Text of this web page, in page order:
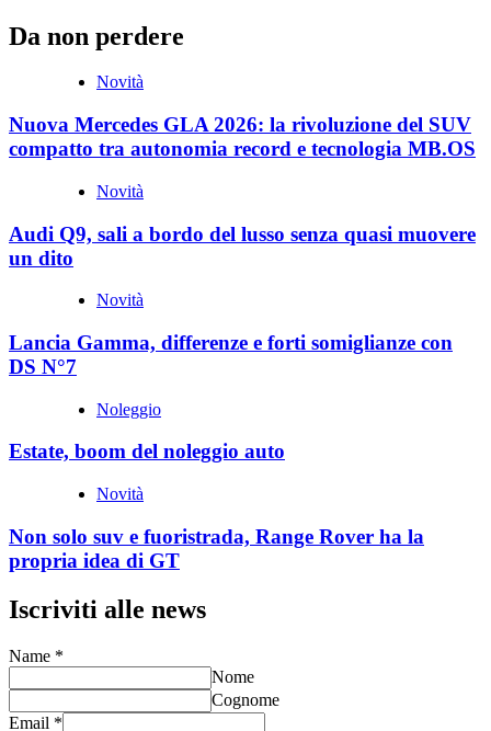
Da non perdere
Novità
Nuova Mercedes GLA 2026: la rivoluzione del SUV
compatto tra autonomia record e tecnologia MB.OS
Novità
Audi Q9, sali a bordo del lusso senza quasi muovere
un dito
Novità
Lancia Gamma, differenze e forti somiglianze con
DS N°7
Noleggio
Estate, boom del noleggio auto
Novità
Non solo suv e fuoristrada, Range Rover ha la
propria idea di GT
Iscriviti alle news
Name *
Nome
Cognome
Email *